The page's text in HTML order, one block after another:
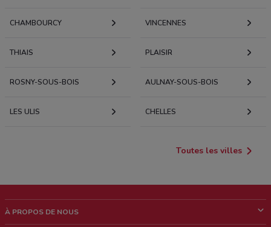
CHAMBOURCY VINCENNES
THIAIS PLAISIR
ROSNY-SOUS-BOIS AULNAY-SOUS-BOIS
LES ULIS CHELLES
Toutes les villes
À PROPOS DE NOUS